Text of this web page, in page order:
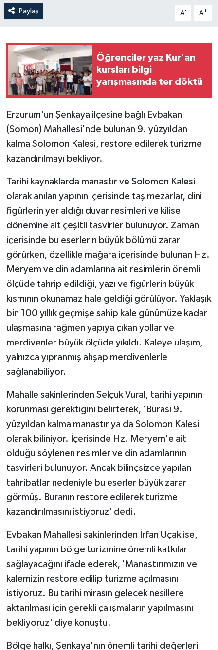
Paylaş A- A+
Öğrenciler yaz Kur'an
kursları bilgi
yarışmasında ter döktü
Erzurum'un Şenkaya ilçesine bağlı Evbakan
(Somon) Mahallesi'nde bulunan 9. yüzyıldan
kalma Solomon Kalesi, restore edilerek turizme
kazandırılmayı bekliyor.
Tarihi kaynaklarda manastır ve Solomon Kalesi
olarak anılan yapının içerisinde taş mezarlar, dini
figürlerin yer aldığı duvar resimleri ve kilise
dönemine ait çeşitli tasvirler bulunuyor. Zaman
içerisinde bu eserlerin büyük bölümü zarar
görürken, özellikle mağara içerisinde bulunan Hz.
Meryem ve din adamlarına ait resimlerin önemli
ölçüde tahrip edildiği, yazı ve figürlerin büyük
kısmının okunamaz hale geldiği görülüyor. Yaklaşık
bin 100 yıllık geçmişe sahip kale günümüze kadar
ulaşmasına rağmen yapıya çıkan yollar ve
merdivenler büyük ölçüde yıkıldı. Kaleye ulaşım,
yalnızca yıpranmış ahşap merdivenlerle
sağlanabiliyor.
Mahalle sakinlerinden Selçuk Vural, tarihi yapının
korunması gerektiğini belirterek, 'Burası 9.
yüzyıldan kalma manastır ya da Solomon Kalesi
olarak biliniyor. İçerisinde Hz. Meryem'e ait
olduğu söylenen resimler ve din adamlarının
tasvirleri bulunuyor. Ancak bilinçsizce yapılan
tahribatlar nedeniyle bu eserler büyük zarar
görmüş. Buranın restore edilerek turizme
kazandırılmasını istiyoruz' dedi.
Evbakan Mahallesi sakinlerinden İrfan Uçak ise,
tarihi yapının bölge turizmine önemli katkılar
sağlayacağını ifade ederek, 'Manastırımızın ve
kalemizin restore edilip turizme açılmasını
istiyoruz. Bu tarihi mirasın gelecek nesillere
aktarılması için gerekli çalışmaların yapılmasını
bekliyoruz' diye konuştu.
Bölge halkı, Şenkaya'nın önemli tarihi değerleri